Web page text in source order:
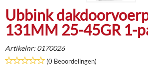
Ubbink
131MM 25-45GR 1-
Artikelnr: 0170026
(0 Beoordelingen)